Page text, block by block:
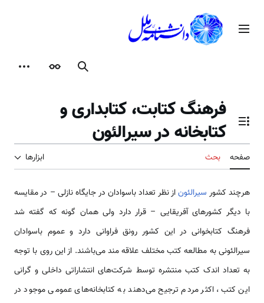
محتوامنوی اصلی
جستجوظاهر
تغییر وضعیت فهرست محتویات
فرهنگ كتابت، كتابداری و
كتابخانه در سیرالئون
صفحه بحث ابزارها
هرچند کشور سیرالئوناز نظر تعداد باسوادان در جایگاه نازلی – در مقایسه
با دیگر کشورهای آفریقایی – قرار دارد ولی همان گونه که گفته شد
فرهنگ کتابخوانی در این کشور رونق فراوانی دارد و عموم باسوادان
سیرالئونی به مطالعه کتب مختلف علاقه مند می‌باشند. از این روی با توجه
به تعداد اندک کتب منتشره توسط شرکت‌های انتشاراتی داخلی و گرانی
این کتب، اکثر مردم ترجیح می‌دهند به کتابخانه‌های عمومی موجود در